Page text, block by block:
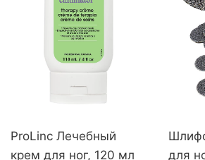
ProLinc Лечебный
крем для ног, 120 мл
для